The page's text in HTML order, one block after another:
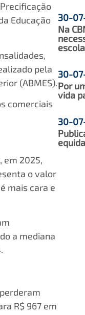
Educação
pela
(ABMES).
comerciais
em 2025,
o valor
mais cara e
a mediana
R$ 967 em
30-
Na
30-
Por
vida
30-